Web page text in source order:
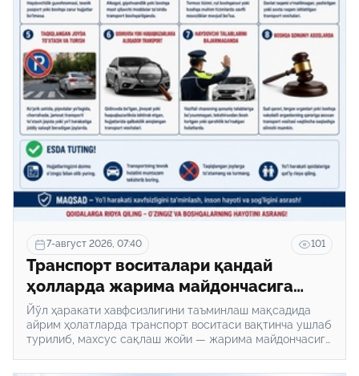
7-август 2026, 07:40 101
Транспорт воситалари қандай
ҳолларда жарима майдончасига
олиб кирилади?
Йўл ҳаракати хавфсизлигини таъминлаш мақсадида
айрим ҳолатларда транспорт воситаси вақтинча ушлаб
турилиб, махсус сақлаш жойи — жарима майдончасига